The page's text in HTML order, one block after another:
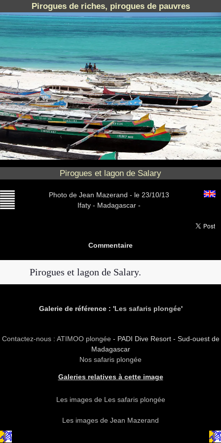
Pirogues de riches, pirogues de pauvres
Pirogues et lagon de Salary
Photo de Jean Mazerand - le 23/10/13
Ifaty - Madagascar -
Commentaire
Pirogues et lagon de Salary.
Galerie de référence : 'Les safaris plongée'
Contactez-nous : ATIMOO plongée - PADI Dive Resort - Sud-ouest de
Madagascar
Nos safaris plongée
Galeries relatives à cette image
Les images de Les safaris plongée
Les images de Jean Mazerand